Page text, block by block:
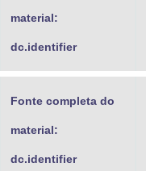
material:
dc.identifier
Fonte completa do
material:
dc.identifier